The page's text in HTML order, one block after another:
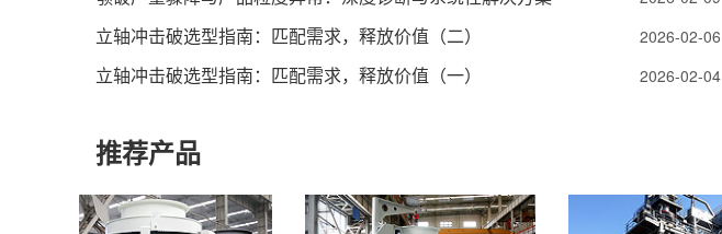
2026-02-06
立轴冲击破选型指南：匹配需求，释放价值（二）
2026-02-04
立轴冲击破选型指南：匹配需求，释放价值（一）
推荐产品